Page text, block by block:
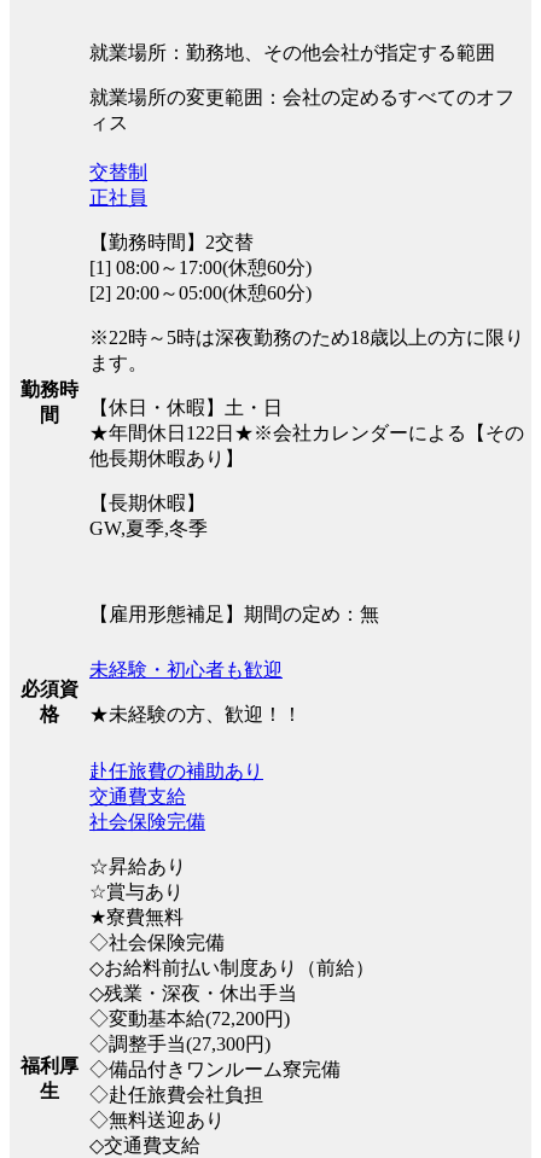
就業場所：勤務地、その他会社が指定する範囲
就業場所の変更範囲：会社の定めるすべてのオフ
ィス
勤務時
間
交替制
正社員
【勤務時間】2交替
[1] 08:00～17:00(休憩60分)
[2] 20:00～05:00(休憩60分)
※22時～5時は深夜勤務のため18歳以上の方に限り
ます。
【休日・休暇】土・日
★年間休日122日★※会社カレンダーによる【その
他長期休暇あり】
【長期休暇】
GW,夏季,冬季
【雇用形態補足】期間の定め：無
必須資
格
未経験・初心者も歓迎
★未経験の方、歓迎！！
福利厚
生
赴任旅費の補助あり
交通費支給
社会保険完備
☆昇給あり
☆賞与あり
★寮費無料
◇社会保険完備
◇お給料前払い制度あり（前給）
◇残業・深夜・休出手当
◇変動基本給(72,200円)
◇調整手当(27,300円)
◇備品付きワンルーム寮完備
◇赴任旅費会社負担
◇無料送迎あり
◇交通費支給